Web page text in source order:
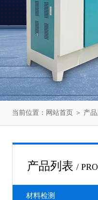
当前位置： 网站首页 ＞ 产
产品列表 /
材料检测